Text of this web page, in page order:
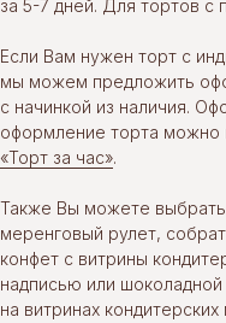
за 5-7 дней. Для тортов
Если Вам нужен торт с
мы можем предложить
с начинкой из наличия.
оформление торта можно
«Торт за час».
Также Вы можете
меренговый рулет,
конфет с витрины
надписью или
на витринах